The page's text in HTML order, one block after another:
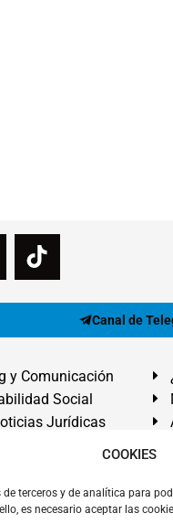
COOKIES
terceros y de analítica para
es necesario aceptar las
Canal de
y Comunicación
Social
Jurídicas
de Abona, Santa